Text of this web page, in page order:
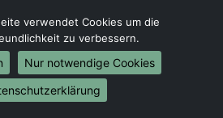
nach Berlin
nach Hamburg
nach München
verwendet Cookies um die
zu verbessern.
Nur notwendige Cookies